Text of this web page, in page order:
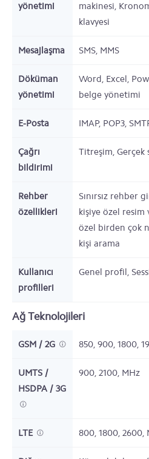
yönetimi
makinesi,
klavyesi
Mesajlaşma SMS, MMS
Döküman
yönetimi
Word, Excel,
belge yönetimi
E-Posta IMAP, POP3,
Çağrı
bildirimi
Titreşim, Gerçek
Rehber
özellikleri
Sınırsız rehber
kişiye özel resim
özel birden çok
kişi arama
Kullanıcı
profilleri
Genel profil,
Ağ Teknolojileri
GSM / 2G 850, 900, 1800,
UMTS /
HSDPA / 3G
900, 2100, MHz
LTE 800, 1800, 2600,